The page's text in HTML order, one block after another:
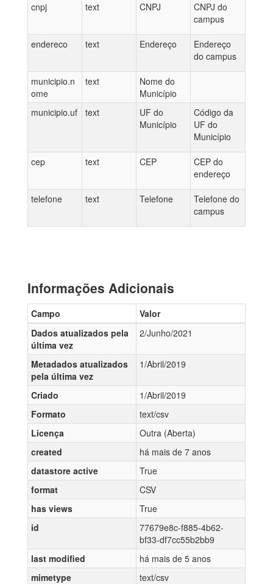
cnpj text CNPJ
CNPJ do
campus
endereco text Endereço
Endereço
do campus
municipio.n
ome
text
Nome do
Município
municipio.uf
text
UF do
Município
Código da
UF do
Município
cep text CEP
CEP do
endereço
telefone text Telefone
Telefone do
campus
Informações Adicionais
Campo
Valor
Dados atualizados pela
última vez
2/Junho/2021
Metadados atualizados
pela última vez
1/Abril/2019
Criado
1/Abril/2019
Formato
text/csv
Licença
Outra (Aberta)
created
há mais de 7 anos
datastore active
True
format
CSV
has views
True
id
77679e8c-f885-4b62-
bf33-df7cc55b2bb9
last modified
há mais de 5 anos
mimetype
text/csv